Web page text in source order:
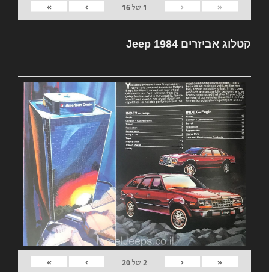
«
‹
1 של16
›
»
קטלוג אביזרים Jeep 1984
«
‹
2של20
›
»